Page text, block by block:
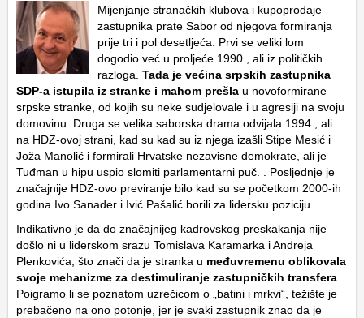
Mijenjanje stranačkih klubova i kupoprodaje
zastupnika prate Sabor od njegova formiranja
prije tri i pol desetljeća. Prvi se veliki lom
dogodio već u proljeće 1990., ali iz političkih
razloga. Tada je većina srpskih zastupnika
SDP-a istupila iz stranke i mahom prešla u novoformirane
srpske stranke, od kojih su neke sudjelovale i u agresiji na svoju
domovinu. Druga se velika saborska drama odvijala 1994., ali
na HDZ-ovoj strani, kad su kad su iz njega izašli Stipe Mesić i
Joža Manolić i formirali Hrvatske nezavisne demokrate, ali je
Tuđman u hipu uspio slomiti parlamentarni puč. . Posljednje je
značajnije HDZ-ovo previranje bilo kad su se početkom 2000-ih
godina Ivo Sanader i Ivić Pašalić borili za lidersku poziciju.
Indikativno je da do značajnijeg kadrovskog preskakanja nije
došlo ni u liderskom srazu Tomislava Karamarka i Andreja
Plenkovića, što znači da je stranka u međuvremenu oblikovala
svoje mehanizme za destimuliranje zastupničkih transfera
Poigramo li se poznatom uzrečicom o „batini i mrkvi“, težište je
prebačeno na ono potonje, jer je svaki zastupnik znao da je